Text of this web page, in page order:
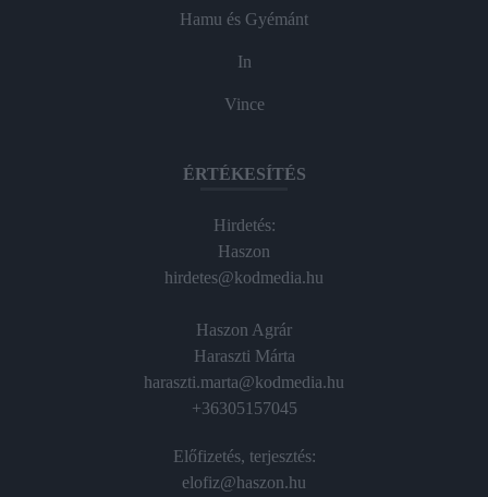
Hamu és Gyémánt
In
Vince
ÉRTÉKESÍTÉS
Hirdetés:
Haszon
hirdetes@kodmedia.hu
Haszon Agrár
Haraszti Márta
haraszti.marta@kodmedia.hu
+36305157045
Előfizetés, terjesztés:
elofiz@haszon.hu